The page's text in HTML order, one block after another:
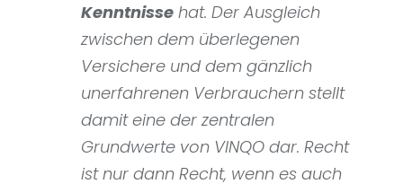
Kenntnisse hat. Der Ausgleich
zwischen dem überlegenen
Versichere und dem gänzlich
unerfahrenen Verbrauchern stellt
damit eine der zentralen
Grundwerte von VINQO dar. Recht
ist nur dann Recht, wenn es auch